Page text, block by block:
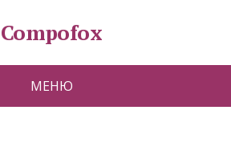
Compofox
МЕНЮ